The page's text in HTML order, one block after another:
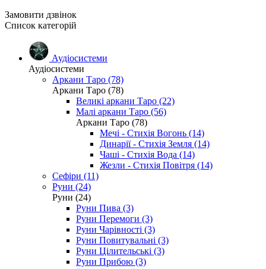
Замовити дзвінок
Список категорій
Аудіосистеми
Аудіосистеми
Аркани Таро (78)
Аркани Таро (78)
Великі аркани Таро (22)
Малі аркани Таро (56)
Аркани Таро (78)
Мечі - Стихія Вогонь (14)
Динарії - Стихія Земля (14)
Чаші - Стихія Вода (14)
Жезли - Стихія Повітря (14)
Сефіри (11)
Руни (24)
Руни (24)
Руни Пива (3)
Руни Перемоги (3)
Руни Чарівності (3)
Руни Повитувальні (3)
Руни Цілительські (3)
Руни Прибою (3)